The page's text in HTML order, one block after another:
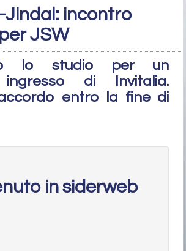
incontro
JSW
lo studio per un
ingresso di Invitalia.
entro la fine di
in siderweb